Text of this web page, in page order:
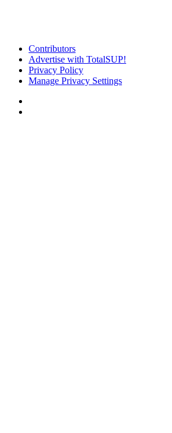
Contributors
Advertise with TotalSUP!
Privacy Policy
Manage Privacy Settings